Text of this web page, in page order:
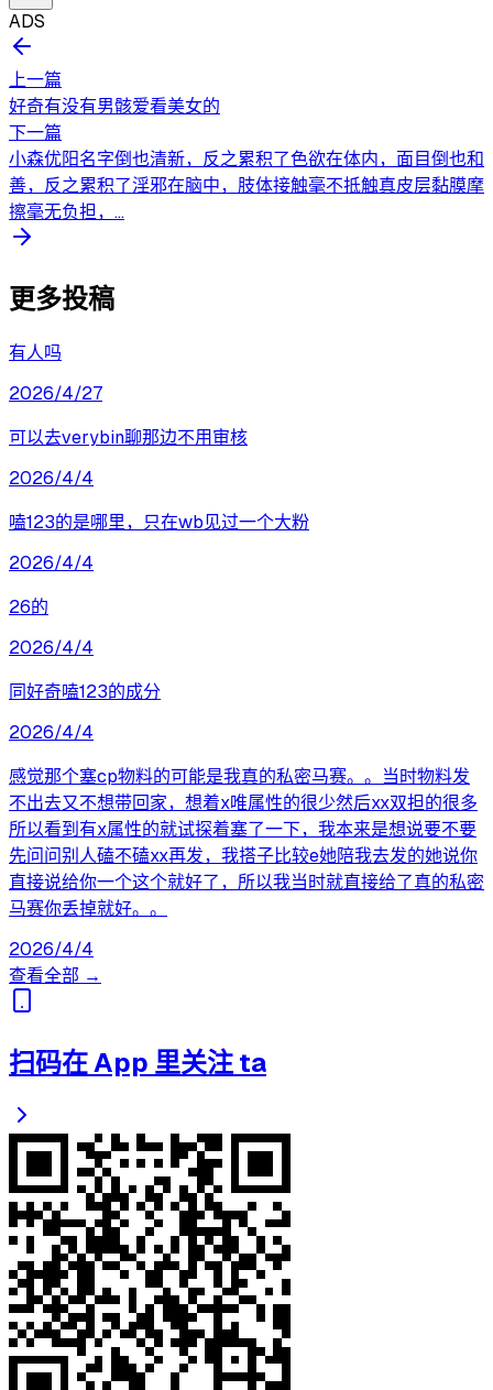
ADS
上一篇
好奇有没有男骸爱看美女的
下一篇
小森优阳名字倒也清新，反之累积了色欲在体内，面目倒也和
善，反之累积了淫邪在脑中，肢体接触毫不抵触真皮层黏膜摩
擦毫无负担，...
更多投稿
有人吗
2026/4/27
可以去verybin聊那边不用审核
2026/4/4
嗑123的是哪里，只在wb见过一个大粉
2026/4/4
26的
2026/4/4
同好奇嗑123的成分
2026/4/4
感觉那个塞cp物料的可能是我真的私密马赛。。当时物料发
不出去又不想带回家，想着x唯属性的很少然后xx双担的很多
所以看到有x属性的就试探着塞了一下，我本来是想说要不要
先问问别人磕不磕xx再发，我搭子比较e她陪我去发的她说你
直接说给你一个这个就好了，所以我当时就直接给了真的私密
马赛你丢掉就好。。
2026/4/4
查看全部 →
扫码在 App 里关注 ta